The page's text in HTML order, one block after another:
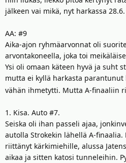
jälkeen vai mikä, nyt harkassa 28.6.
AA: #9
Aika-ajon ryhmäarvonnat oli
arvontakoneella, joka toi
Ysi oli omaan käteen hyvä ja suht
mutta ei kyllä harkasta parantunut
vähän ihmetytti. Mutta A-finaaliin
1. Kisa. Auto #7.
Seiska oli ihan passeli ajaa,
autolla Strokekin lähellä A-finaalia.
riittänyt kärkimiehille, alussa
aikaa ja sitten katosi tunneleihin.